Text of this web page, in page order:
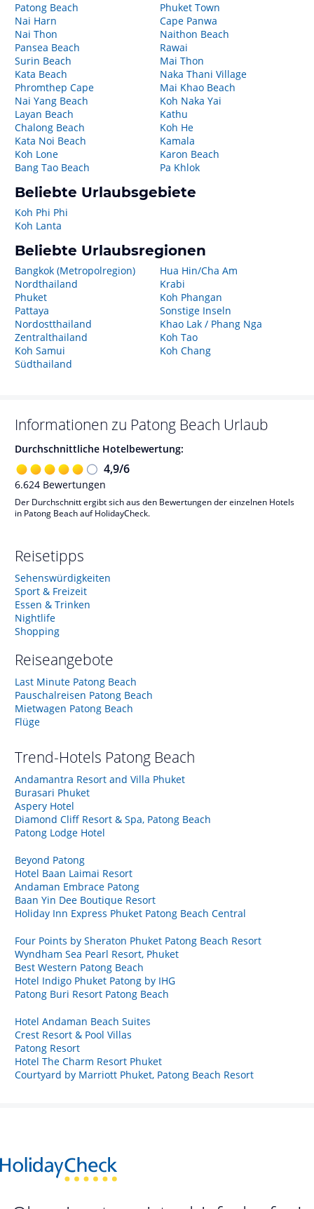
Patong Beach
Nai Harn
Nai Thon
Pansea Beach
Surin Beach
Kata Beach
Phromthep Cape
Nai Yang Beach
Layan Beach
Chalong Beach
Kata Noi Beach
Koh Lone
Bang Tao Beach
Phuket Town
Cape Panwa
Naithon Beach
Rawai
Mai Thon
Naka Thani Village
Mai Khao Beach
Koh Naka Yai
Kathu
Koh He
Kamala
Karon Beach
Pa Khlok
Beliebte Urlaubsgebiete
Koh Phi Phi
Koh Lanta
Beliebte Urlaubsregionen
Bangkok (Metropolregion)
Nordthailand
Phuket
Pattaya
Nordostthailand
Zentralthailand
Koh Samui
Südthailand
Hua Hin/Cha Am
Krabi
Koh Phangan
Sonstige Inseln
Khao Lak / Phang Nga
Koh Tao
Koh Chang
Informationen zu Patong Beach Urlaub
Durchschnittliche Hotelbewertung:
4,9/6
6.624 Bewertungen
Der Durchschnitt ergibt sich aus den Bewertungen der einzelnen Hotels
in Patong Beach auf HolidayCheck.
Reisetipps
Sehenswürdigkeiten
Sport & Freizeit
Essen & Trinken
Nightlife
Shopping
Reiseangebote
Last Minute Patong Beach
Pauschalreisen Patong Beach
Mietwagen Patong Beach
Flüge
Trend-Hotels Patong Beach
Andamantra Resort and Villa Phuket
Burasari Phuket
Aspery Hotel
Diamond Cliff Resort & Spa, Patong Beach
Patong Lodge Hotel
Beyond Patong
Hotel Baan Laimai Resort
Andaman Embrace Patong
Baan Yin Dee Boutique Resort
Holiday Inn Express Phuket Patong Beach Central
Four Points by Sheraton Phuket Patong Beach Resort
Wyndham Sea Pearl Resort, Phuket
Best Western Patong Beach
Hotel Indigo Phuket Patong by IHG
Patong Buri Resort Patong Beach
Hotel Andaman Beach Suites
Crest Resort & Pool Villas
Patong Resort
Hotel The Charm Resort Phuket
Courtyard by Marriott Phuket, Patong Beach Resort